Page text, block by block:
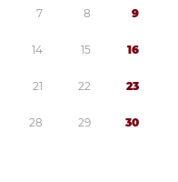
7 8 9
14 15 16
21 22 23
28 29 30